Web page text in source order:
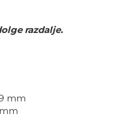
razdalje.
mm